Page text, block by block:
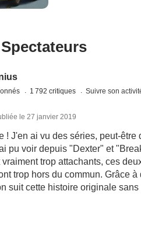
1 792 critiques Suivre son
le 27 janvier 2019
! J'en ai vu des séries, peut-
pu voir depuis "Dexter" et
trop attachants, ces
trop hors du commun. Grâce
suit cette histoire originale